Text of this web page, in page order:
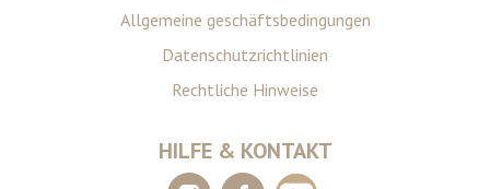
Allgemeine geschäftsbedingungen
Datenschutzrichtlinien
Rechtliche Hinweise
HILFE & KONTAKT